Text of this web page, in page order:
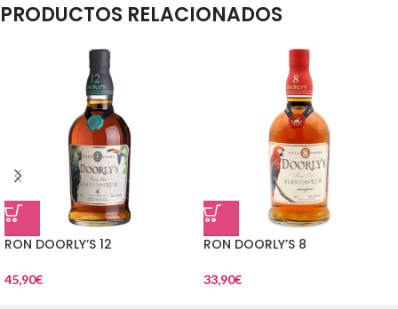
PRODUCTOS RELACIONADOS
RON DOORLY’S 12
45,90€
RON DOORLY’S 8
33,90€